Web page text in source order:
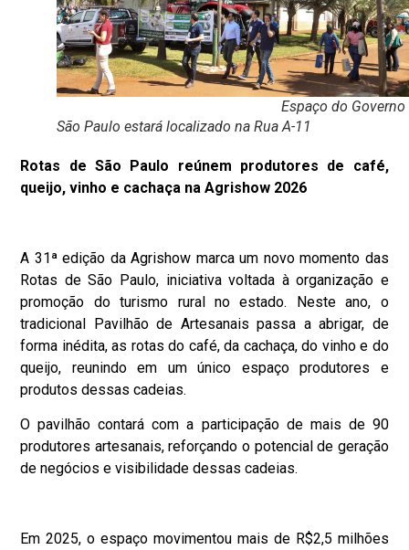
Espaço do Governo
São Paulo estará localizado na Rua A-11
Rotas de São Paulo reúnem produtores de café,
queijo, vinho e cachaça naAgrishow 2026
A 31ª edição daAgrishow marca um novo momento das
Rotas de São Paulo, iniciativa voltada à organização e
promoção do turismo rural no estado. Neste ano, o
tradicional Pavilhão de Artesanais passa a abrigar, de
forma inédita, as rotas do café, da cachaça, do vinho e do
queijo, reunindo em um único espaço produtores e
produtos dessas cadeias.
O pavilhão contará com a participação de mais de 90
produtores artesanais, reforçando o potencial de geração
de negócios e visibilidade dessas cadeias.
Em 2025, o espaço movimentou mais de R$2,5 milhões